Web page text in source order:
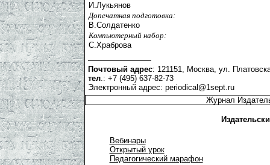
И.Лукьянов
Допечатная подготовка:
В.Солдатенко
Компьютерный набор:
С.Храброва
Почтовый адрес: 121151, Москва, ул.
тел.: +7 (495) 637-82-73
Электронный адрес: periodical@1sept.ru
Журнал
Вебинары
Открытый урок
Педагогический марафон